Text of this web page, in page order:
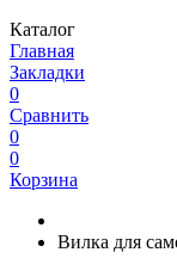
Каталог
Главная
Закладки
0
Сравнить
0
0
Корзина
Вилка для